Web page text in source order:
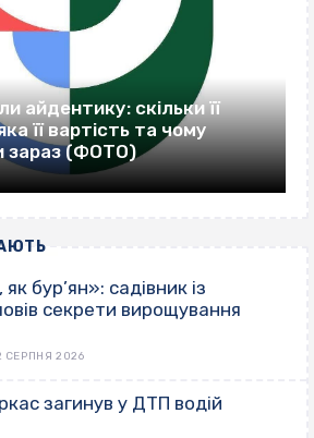
айдентику: скільки її
її вартість та чому
зараз (ФОТО)
бур’ян»: садівник із
секрети вирощування
СЕРПНЯ 2026
загинув у ДТП водій